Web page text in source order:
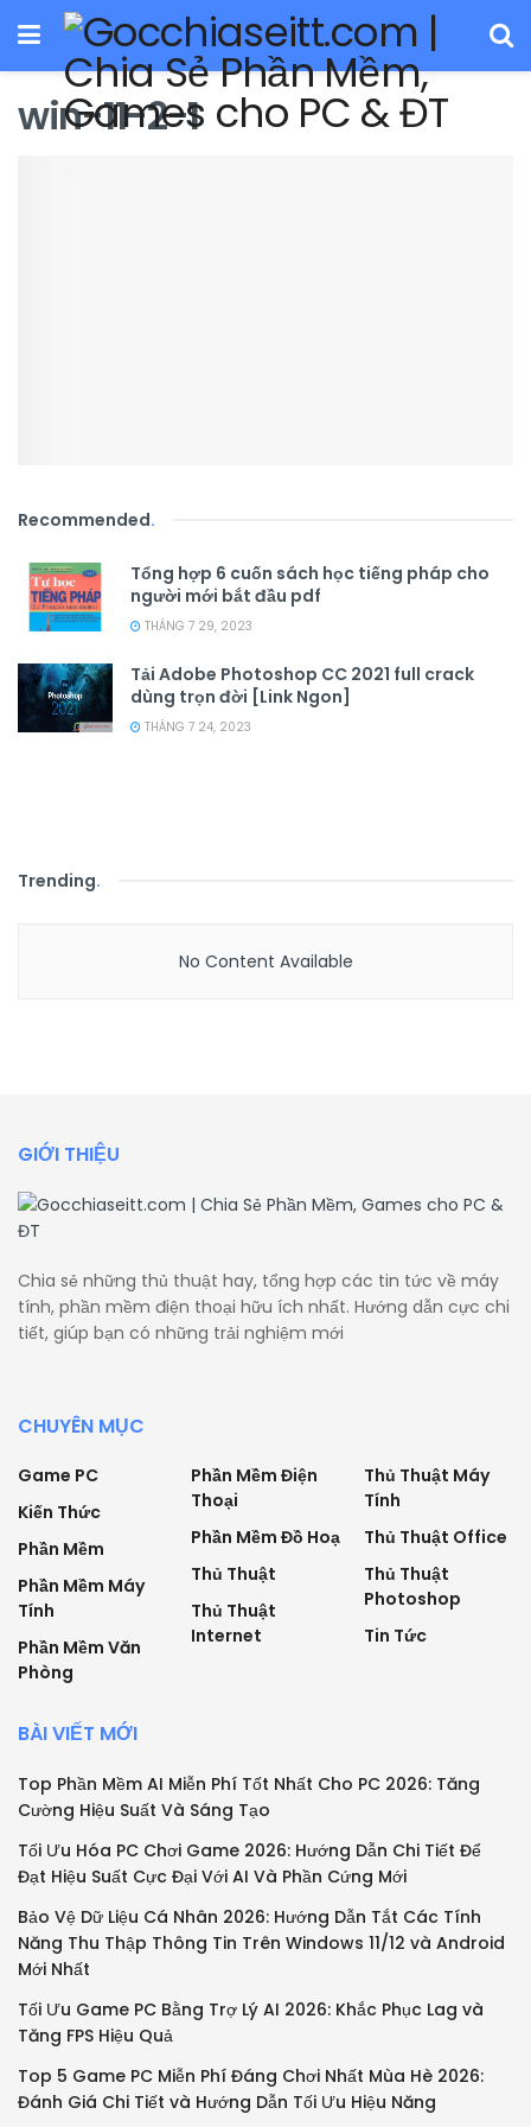
win-11-2-1
Recommended.
Tổng hợp 6 cuốn sách học tiếng pháp cho
người mới bắt đầu pdf
THÁNG 7 29, 2023
Tải Adobe Photoshop CC 2021 full crack
dùng trọn đời [Link Ngon]
THÁNG 7 24, 2023
Trending.
No Content Available
GIỚI THIỆU
Chia sẻ những thủ thuật hay, tổng hợp các tin tức về máy
tính, phần mềm điện thoại hữu ích nhất. Hướng dẫn cực chi
tiết, giúp bạn có những trải nghiệm mới
CHUYÊN MỤC
Game PC
Kiến Thức
Phần Mềm
Phần Mềm Máy
Tính
Phần Mềm Văn
Phòng
Phần Mềm Điện
Thoại
Phần Mềm Đồ Hoạ
Thủ Thuật
Thủ Thuật
Internet
Thủ Thuật Máy
Tính
Thủ Thuật Office
Thủ Thuật
Photoshop
Tin Tức
BÀI VIẾT MỚI
Top Phần Mềm AI Miễn Phí Tốt Nhất Cho PC 2026: Tăng
Cường Hiệu Suất Và Sáng Tạo
Tối Ưu Hóa PC Chơi Game 2026: Hướng Dẫn Chi Tiết Để
Đạt Hiệu Suất Cực Đại Với AI Và Phần Cứng Mới
Bảo Vệ Dữ Liệu Cá Nhân 2026: Hướng Dẫn Tắt Các Tính
Năng Thu Thập Thông Tin Trên Windows 11/12 và Android
Mới Nhất
Tối Ưu Game PC Bằng Trợ Lý AI 2026: Khắc Phục Lag và
Tăng FPS Hiệu Quả
Top 5 Game PC Miễn Phí Đáng Chơi Nhất Mùa Hè 2026:
Đánh Giá Chi Tiết và Hướng Dẫn Tối Ưu Hiệu Năng